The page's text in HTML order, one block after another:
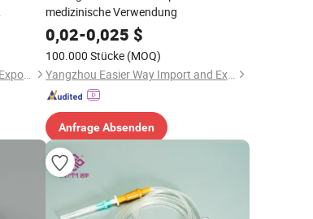
Changzhou Health Import and Export Company Ltd.
medizinische Verwendung
0,02-0,025 $
100.000 Stücke (MOQ)
Yangzhou Easier Way Import and Export Co., Ltd
Anfrage Absenden